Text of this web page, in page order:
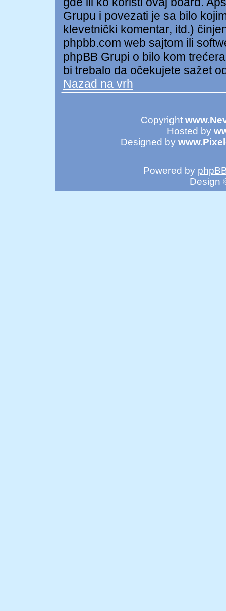
Grupu i povezati je sa bilo
klevetnički komentar, itd.)
phpbb.com web sajtom ili
phpBB Grupi o bilo kom
bi trebalo da očekujete sažet
Nazad na vrh
Copyright
Hosted by
Designed by
Powered by
Design